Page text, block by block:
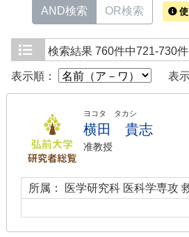
AND検索 OR検索
検索結果 760件中721-730件
表示順： 表
ヨコタ タカシ
横田 貴志
准教授
所属： 医学研究科 医科学専攻